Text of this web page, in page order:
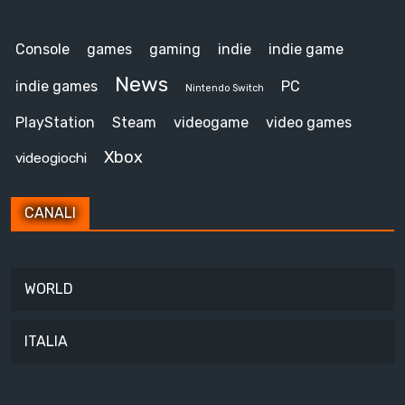
Console games gaming indie indie game
indie games News Nintendo Switch PC
PlayStation Steam videogame video games
videogiochi Xbox
CANALI
WORLD
ITALIA